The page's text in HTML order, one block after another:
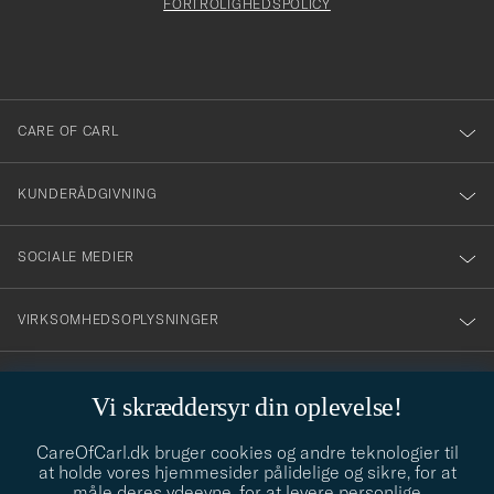
Vi skræddersyr din oplevelse!
CareOfCarl.dk bruger cookies og andre teknologier til
at holde vores hjemmesider pålidelige og sikre, for at
dig
till
vårt
nyhetsbrev!
FORTROLIGHEDSPOLICY
CARE OF CARL
KUNDERÅDGIVNING
SOCIALE MEDIER
VIRKSOMHEDSOPLYSNINGER
info@careofcarl.dk
Behøver du hjælp til at finde din stil? Lad os hjælpe dig, vi hjælper
gerne til!